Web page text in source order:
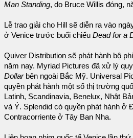
Man Standing, do Bruce Willis đóng,
Lễ trao giải cho Hill sẽ diễn ra vào
ở Venice trước buổi chiếu Dead for a
Quiver Distribution sẽ phát hành bộ
năm nay. Myriad Pictures đã xử lý
Dollarbên ngoài Bắc Mỹ. Universal
quyền phát hành một số thị trường
Latinh, Scandinavia, Benelux, Nhật
và Ý. Splendid có quyền phát hành ở
Contracorriente ở Tây Ban Nha.